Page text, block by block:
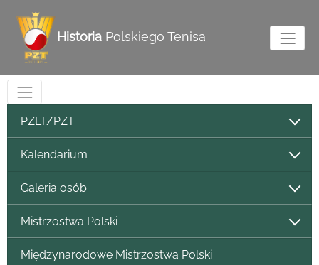
Historia Polskiego Tenisa
PZLT/PZT
Kalendarium
Galeria osób
Mistrzostwa Polski
Międzynarodowe Mistrzostwa Polski